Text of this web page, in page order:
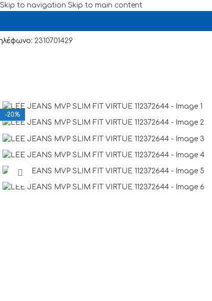
Skip to navigation Skip to main content
2310701429
-20%
Click to enlarge